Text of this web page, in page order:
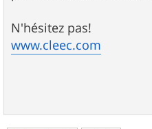
N'hésitez pas!
www.cleec.com